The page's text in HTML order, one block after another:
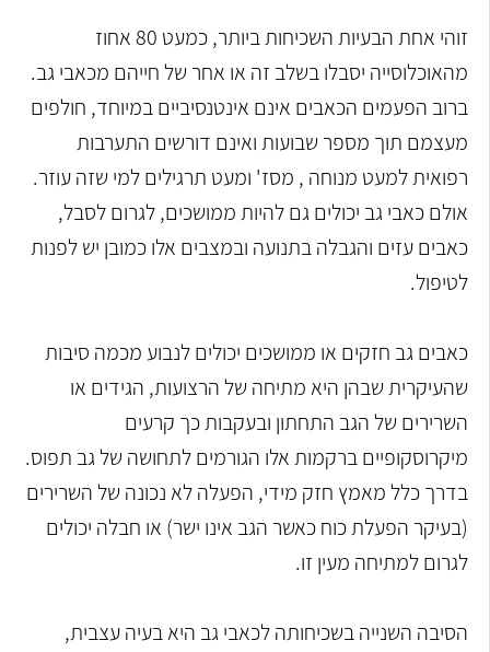
זוהי אחת הבעיות השכיחות ביותר, כמעט 80 אחוז
מהאוכלוסייה יסבלו בשלב זה או אחר של חייהם מכאבי גב.
ברוב הפעמים הכאבים אינם אינטנסיביים במיוחד, חולפים
מעצמם תוך מספר שבועות ואינם דורשים התערבות
רפואית למעט מנוחה , מסז' ומעט תרגילים למי שזה עוזר.
אולם כאבי גב יכולים גם להיות ממושכים, לגרום לסבל,
כאבים עזים והגבלה בתנועה ובמצבים אלו כמובן יש לפנות
לטיפול.
כאבים גב חזקים או ממושכים יכולים לנבוע מכמה סיבות
שהעיקרית שבהן היא מתיחה של הרצועות, הגידים או
השרירים של הגב התחתון ובעקבות כך קרעים
מיקרוסקופיים ברקמות אלו הגורמים לתחושה של גב תפוס.
בדרך כלל מאמץ חזק מידי, הפעלה לא נכונה של השרירים
(בעיקר הפעלת כוח כאשר הגב אינו ישר) או חבלה יכולים
לגרום למתיחה מעין זו.
הסיבה השנייה בשכיחותה לכאבי גב היא בעיה עצבית,